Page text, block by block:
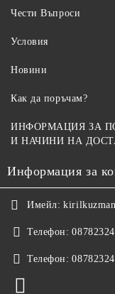
Чести Въпроси
Условия
Новини
Как да поръчам?
ИНФОРМАЦИЯ ЗА
И НАЧИНИ НА
Информация за
Имейл:
Телефон:
Телефон: